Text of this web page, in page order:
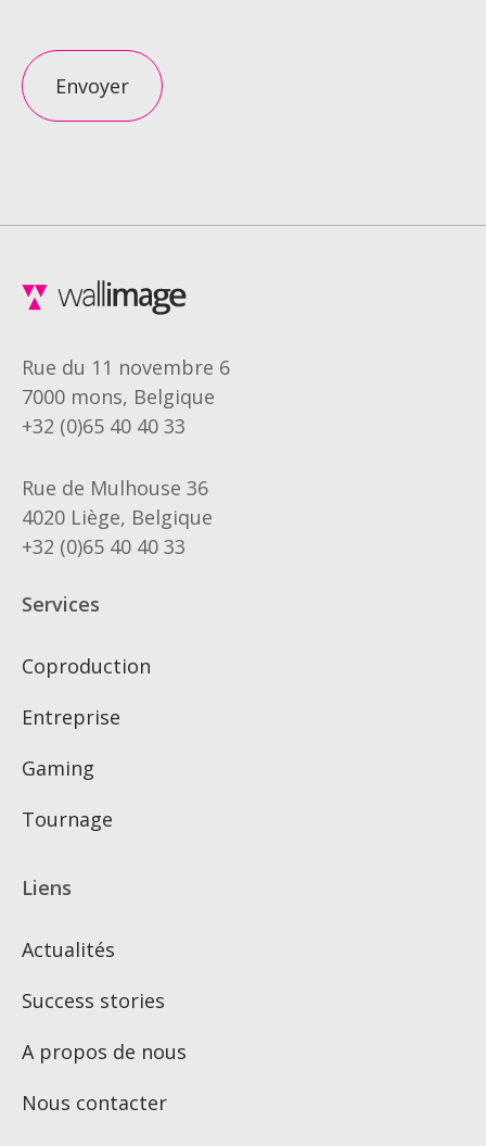
Envoyer
Rue du 11 novembre 6
7000 mons, Belgique
+32 (0)65 40 40 33
Rue de Mulhouse 36
4020 Liège, Belgique
+32 (0)65 40 40 33
Services
Coproduction
Entreprise
Gaming
Tournage
Liens
Actualités
Success stories
A propos de nous
Nous contacter